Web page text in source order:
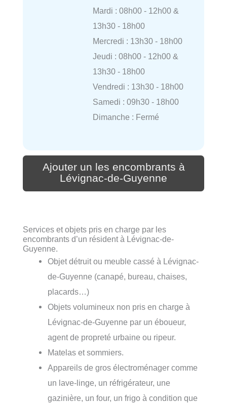
Mardi : 08h00 - 12h00 &
13h30 - 18h00
Mercredi : 13h30 - 18h00
Jeudi : 08h00 - 12h00 &
13h30 - 18h00
Vendredi : 13h30 - 18h00
Samedi : 09h30 - 18h00
Dimanche : Fermé
Ajouter un les encombrants à
Lévignac-de-Guyenne
Services et objets pris en charge par les
encombrants d’un résident à Lévignac-de-
Guyenne.
Objet détruit ou meuble cassé à Lévignac-
de-Guyenne (canapé, bureau, chaises,
placards…)
Objets volumineux non pris en charge à
Lévignac-de-Guyenne par un éboueur,
agent de propreté urbaine ou ripeur.
Matelas et sommiers.
Appareils de gros électroménager comme
un lave-linge, un réfrigérateur, une
gazinière, un four, un frigo à condition que